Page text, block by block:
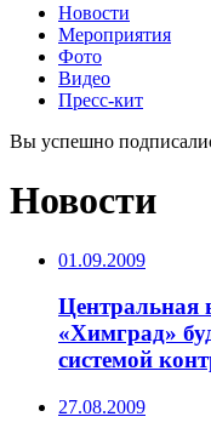
Новости
Мероприятия
Фото
Видео
Пресс-кит
Вы успешно
Новости
01.09.2009
Центральная
«Химград»
системой
27.08.2009